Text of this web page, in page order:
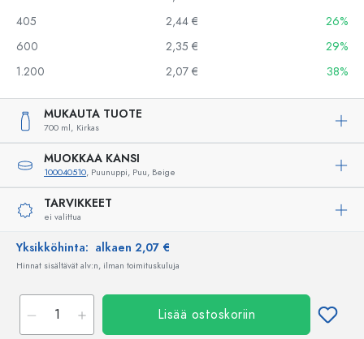
405
2,44 €
26%
600
2,35 €
29%
1.200
2,07 € 38%
MUKAUTA TUOTE
700 ml, Kirkas
MUOKKAA KANSI
100040510, Puunuppi, Puu, Beige
TARVIKKEET
ei valittua
Yksikköhinta: alkaen 2,07 €
Hinnat sisältävät alv:n, ilman toimituskuluja
Lisää ostoskoriin